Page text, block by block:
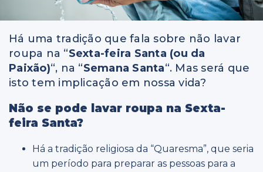
Há uma tradição que fala sobre não lavar
roupa na “Sexta-feira Santa (ou da
Paixão)“, na “Semana Santa“. Mas será que
isto tem implicação em nossa vida?
Não se pode lavar roupa na Sexta-
feira Santa?
Há a tradição religiosa da “Quaresma”, que seria
um período para preparar as pessoas para a